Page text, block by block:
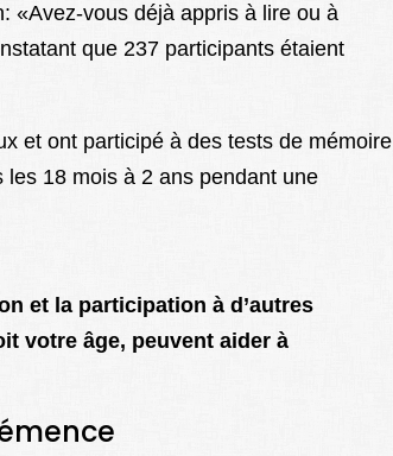
«Avez-vous déjà appris à lire ou à
que 237 participants étaient
et ont participé à des tests de mémoire
18 mois à 2 ans pendant une
et la participation à d’autres
votre âge, peuvent aider à